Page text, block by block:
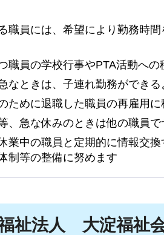
職員には、希望により勤務時
職員の学校行事やPTA活動への
なときは、子連れ勤務ができ
ために退職した職員の再雇用
、急な休みのときは他の職員
業中の職員と定期的に情報交
制等の整備に努めます
祉法人 大淀福祉